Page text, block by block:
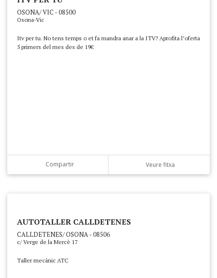
OSONA/ VIC - 08500
Osona-Vic
Itv per tu. No tens temps o et fa mandra anar a la ITV? Aprofita l’oferta
5 primers del mes des de 19€
Compartir Veure fitxa
AUTOTALLER CALLDETENES
CALLDETENES/ OSONA - 08506
c/ Verge de la Mercè 17
Taller mecànic ATC